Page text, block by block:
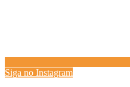
Siga no Instagram